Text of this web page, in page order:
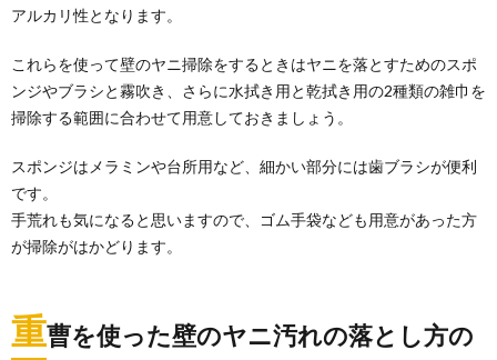
カにする方法
が、大理石本来の艶がなくなってしまうこと、そして
シミが...
【タイル掃除のコツ】トイレの床や壁につ
いた汚れを落とす方法
か。...
車内は隙間も多く、ペットの臭いや子供たちの食べこ
ぼしが車内に残り、自分たちではなかなか綺麗に掃除
アルカリ性となります。
これらを使って壁のヤニ掃除をするときはヤニを落とすためのスポ
ンジやブラシと霧吹き、さらに水拭き用と乾拭き用の2種類の雑巾を
掃除する範囲に合わせて用意しておきましょう。
スポンジはメラミンや台所用など、細かい部分には歯ブラシが便利
です。
手荒れも気になると思いますので、ゴム手袋なども用意があった方
が掃除がはかどります。
重曹を使った壁のヤニ汚れの落とし方の